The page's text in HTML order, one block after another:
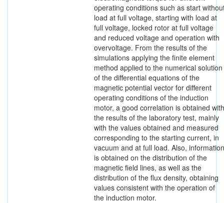
operating conditions such as start
load at full voltage, starting with load at
full voltage, locked rotor at full voltage
and reduced voltage and operation with
overvoltage. From the results of the
simulations applying the finite element
method applied to the numerical solution
of the differential equations of the
magnetic potential vector for different
operating conditions of the induction
motor, a good correlation is obtained with
the results of the laboratory test, mainly
with the values obtained and measured
corresponding to the starting current, in
vacuum and at full load. Also, information
is obtained on the distribution of the
magnetic field lines, as well as the
distribution of the flux density, obtaining
values consistent with the operation of
the induction motor.